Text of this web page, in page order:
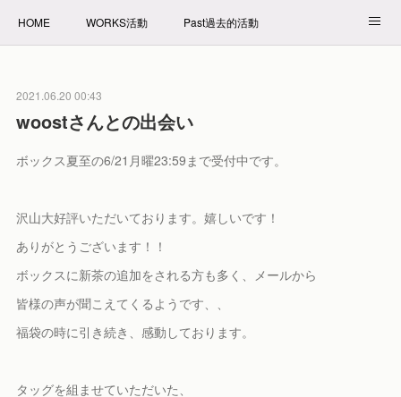
HOME WORKS活動 Past過去的活動
2021.06.20 00:43
woostさんとの出会い
ボックス夏至の6/21月曜23:59まで受付中です。
沢山大好評いただいております。嬉しいです！
ありがとうございます！！
ボックスに新茶の追加をされる方も多く、メールから
皆様の声が聞こえてくるようです、、
福袋の時に引き続き、感動しております。
タッグを組ませていただいた、